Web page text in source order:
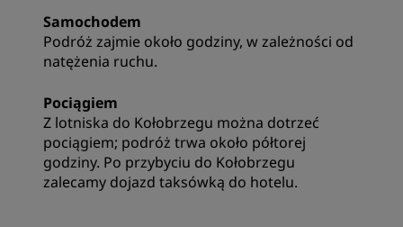
Samochodem
Podróż zajmie około godziny, w zależności od
natężenia ruchu.
Pociągiem
Z lotniska do Kołobrzegu można dotrzeć
pociągiem; podróż trwa około półtorej
godziny. Po przybyciu do Kołobrzegu
zalecamy dojazd taksówką do hotelu.